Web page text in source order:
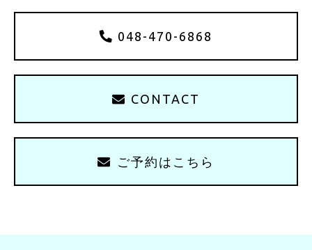
048-470-6868
CONTACT
ご予約はこちら